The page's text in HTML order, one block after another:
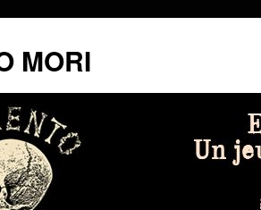
MORI